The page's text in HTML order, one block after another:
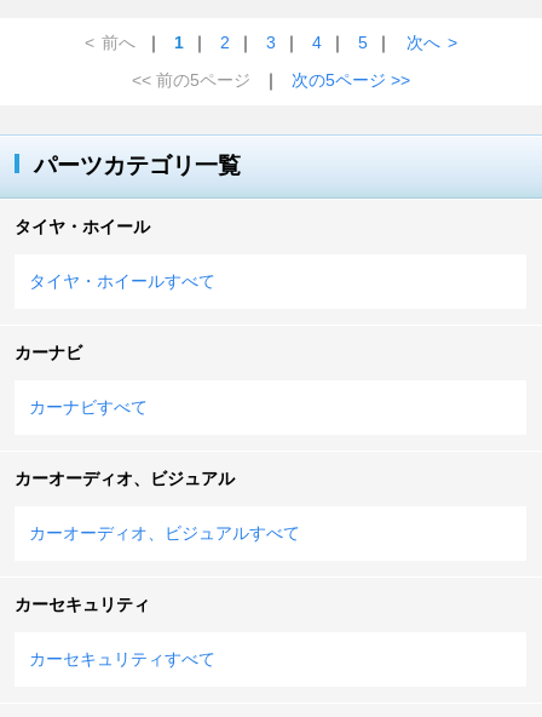
< 前へ ｜ 1 ｜ 2 ｜ 3 ｜ 4 ｜ 5 ｜ 次へ >
<< 前の5ページ
｜ 次の5ページ >>
パーツカテゴリ一覧
タイヤ・ホイール
タイヤ・ホイールすべて
カーナビ
カーナビすべて
カーオーディオ、ビジュアル
カーオーディオ、ビジュアルすべて
カーセキュリティ
カーセキュリティすべて